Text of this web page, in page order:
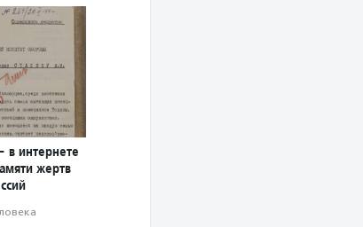
в интернете
жертв